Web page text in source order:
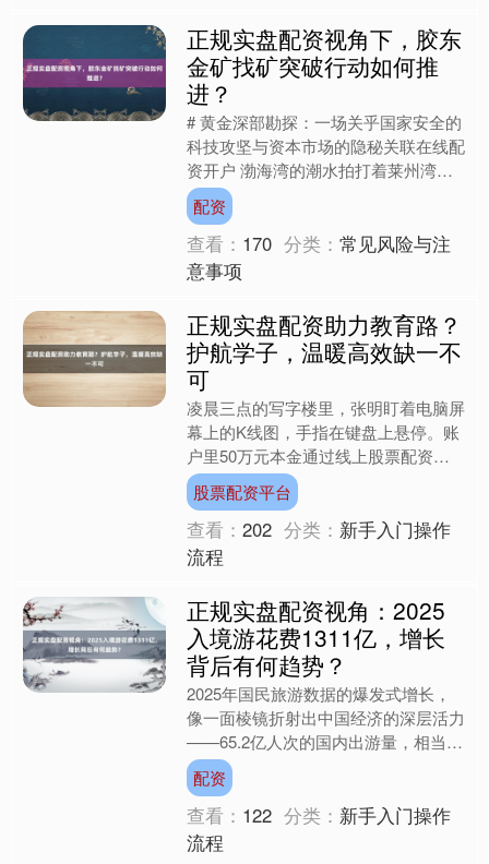
正规实盘配资视角下，胶东
金矿找矿突破行动如何推
进？
# 黄金深部勘探：一场关乎国家安全的
科技攻坚与资本市场的隐秘关联在线配
资开户 渤海湾的潮水拍打着莱州湾的
礁石，3月11日的阳光穿透薄雾，照在
山东省地矿局第六地质....
配资
查看： 170 分类：常见风险与注
意事项
正规实盘配资助力教育路？
护航学子，温暖高效缺一不
可
凌晨三点的写字楼里，张明盯着电脑屏
幕上的K线图，手指在键盘上悬停。账
户里50万元本金通过线上股票配资平
台放大至200万元，此刻某只科技股正
冲击涨停板。这个场景折....
股票配资平台
查看：202 分类： 新手入门操作
流程
正规实盘配资视角：2025
入境游花费1311亿，增长
背后有何趋势？
2025年国民旅游数据的爆发式增长，
像一面棱镜折射出中国经济的深层活力
——65.2亿人次的国内出游量，相当于
每个中国人平均出行4.8次；农村居民
出游花费21.4....
配资
查看： 122 分类： 新手入门操作
流程
上证综指 3940.04 +39.68 +1.02%